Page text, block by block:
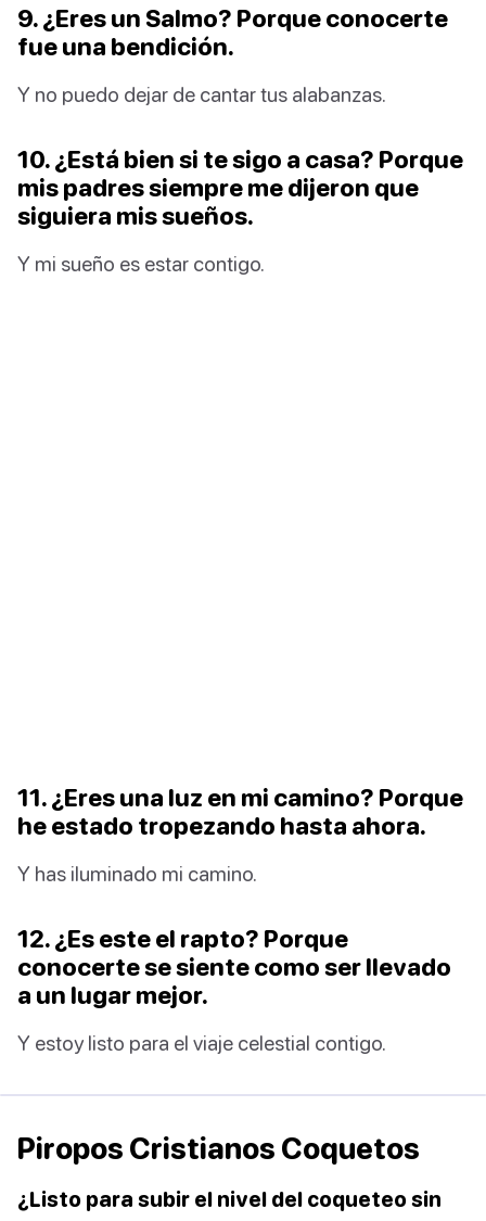
9. ¿Eres un Salmo? Porque conocerte
fue una bendición.
Y no puedo dejar de cantar tus alabanzas.
10. ¿Está bien si te sigo a casa? Porque
mis padres siempre me dijeron que
siguiera mis sueños.
Y mi sueño es estar contigo.
11. ¿Eres una luz en mi camino? Porque
he estado tropezando hasta ahora.
Y has iluminado mi camino.
12. ¿Es este el rapto? Porque
conocerte se siente como ser llevado
a un lugar mejor.
Y estoy listo para el viaje celestial contigo.
Piropos Cristianos Coquetos
¿Listo para subir el nivel del coqueteo sin